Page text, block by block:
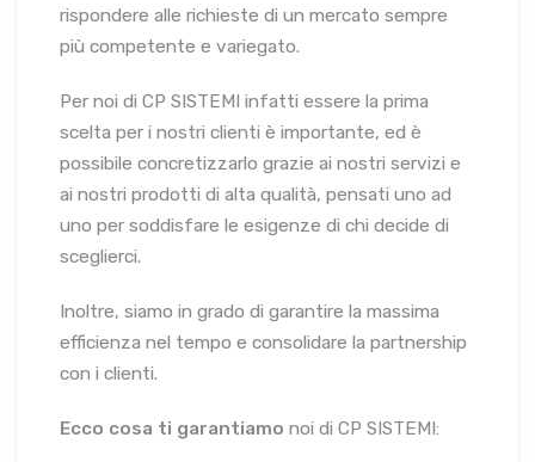
rispondere alle richieste di un mercato sempre
più competente e variegato.
Per noi di CP SISTEMI infatti essere la prima
scelta per i nostri clienti è importante, ed è
possibile concretizzarlo grazie ai nostri servizi e
ai nostri prodotti di alta qualità, pensati uno ad
uno per soddisfare le esigenze di chi decide di
sceglierci.
Inoltre, siamo in grado di garantire la massima
efficienza nel tempo e consolidare la partnership
con i clienti.
Ecco cosa ti garantiamo noi di CP SISTEMI: